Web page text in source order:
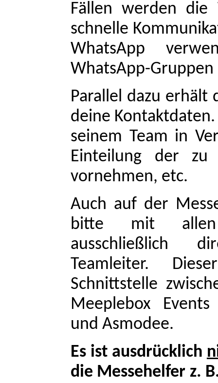
Fällen werden die
schnelle
WhatsApp
WhatsApp-
Parallel dazu erhält
deine
seinem Team in
Einteilung der zu
vornehmen, etc.
Auch auf der
bitte mit
ausschließlich
Teamleiter.
Schnittstelle
Meeplebox
und Asmodee.
Es ist ausdrücklich
die Messehelfer z.